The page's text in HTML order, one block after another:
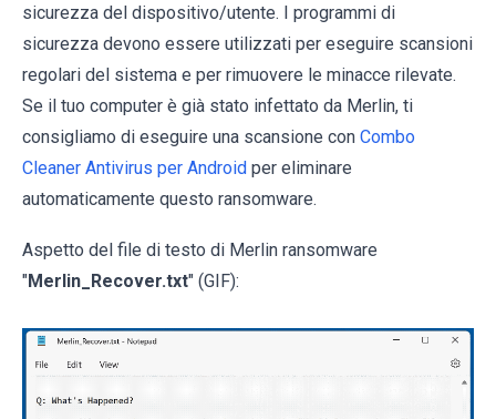
sicurezza del dispositivo/utente. I programmi di
sicurezza devono essere utilizzati per eseguire scansioni
regolari del sistema e per rimuovere le minacce rilevate.
Se il tuo computer è già stato infettato da Merlin, ti
consigliamo di eseguire una scansione con Combo
Cleaner Antivirus per Android per eliminare
automaticamente questo ransomware.
Aspetto del file di testo di Merlin ransomware
"Merlin_Recover.txt" (GIF):